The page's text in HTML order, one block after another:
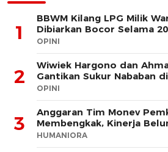
1
BBWM Kilang LPG Milik
Dibiarkan Bocor Selama
OPINI
2
Wiwiek Hargono dan
Gantikan Sukur Nababan
OPINI
3
Anggaran Tim Monev
Membengkak, Kinerja
HUMANIORA